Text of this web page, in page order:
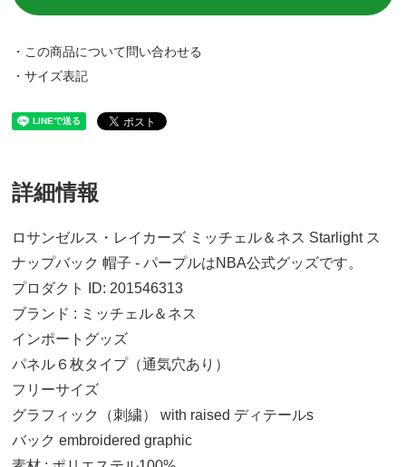
・この商品について問い合わせる
・サイズ表記
詳細情報
ロサンゼルス・レイカーズ ミッチェル＆ネス Starlight ス
ナップバック 帽子 - パープルはNBA公式グッズです。
プロダクト ID: 201546313
ブランド : ミッチェル＆ネス
インポートグッズ
パネル６枚タイプ（通気穴あり）
フリーサイズ
グラフィック（刺繍） with raised ディテールs
バック embroidered graphic